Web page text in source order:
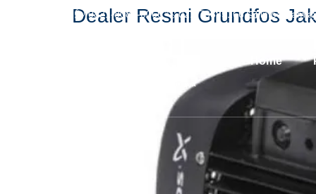
0821-8084-0066 021-73885166
Home
Dealer Resmi Grundfos